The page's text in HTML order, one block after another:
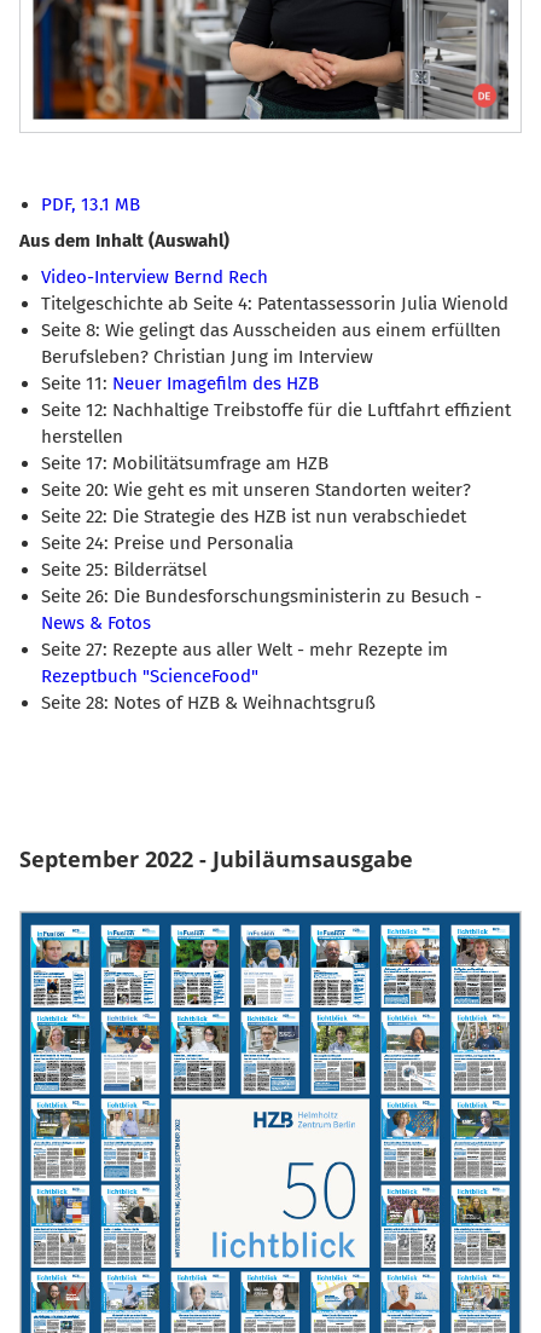
PDF, 13.1 MB
Aus dem Inhalt (Auswahl)
Video-Interview Bernd Rech
Titelgeschichte ab Seite 4: Patentassessorin Julia Wienold
Seite 8: Wie gelingt das Ausscheiden aus einem erfüllten
Berufsleben? Christian Jung im Interview
Seite 11: Neuer Imagefilm des HZB
Seite 12: Nachhaltige Treibstoffe für die Luftfahrt effizient
herstellen
Seite 17: Mobilitätsumfrage am HZB
Seite 20: Wie geht es mit unseren Standorten weiter?
Seite 22: Die Strategie des HZB ist nun verabschiedet
Seite 24: Preise und Personalia
Seite 25: Bilderrätsel
Seite 26: Die Bundesforschungsministerin zu Besuch -
News & Fotos
Seite 27: Rezepte aus aller Welt - mehr Rezepte im
Rezeptbuch "ScienceFood"
Seite 28: Notes of HZB & Weihnachtsgruß
September 2022 - Jubiläumsausgabe